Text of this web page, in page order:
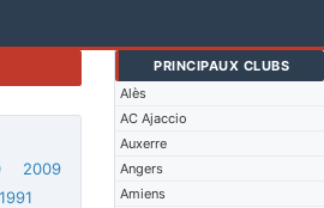
PRINCIPAUX CLUBS
Alès
AC Ajaccio
Auxerre
Angers
Amiens
2009
1991